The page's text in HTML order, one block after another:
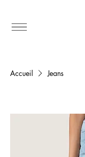
Accueil Jeans